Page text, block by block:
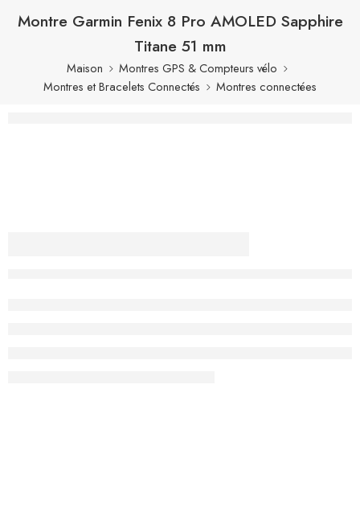
Montre Garmin Fenix 8 Pro AMOLED Sapphire
Titane 51 mm
Maison
Montres GPS & Compteurs vélo
Montres et Bracelets Connectés
Montres connectées